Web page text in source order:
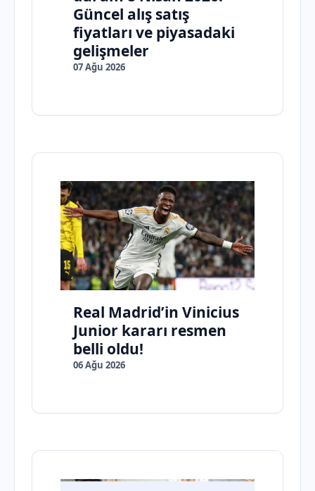
Güncel alış satış
fiyatları ve piyasadaki
gelişmeler
07 Ağu 2026
Real Madrid’in Vinicius
Junior kararı resmen
belli oldu!
06 Ağu 2026